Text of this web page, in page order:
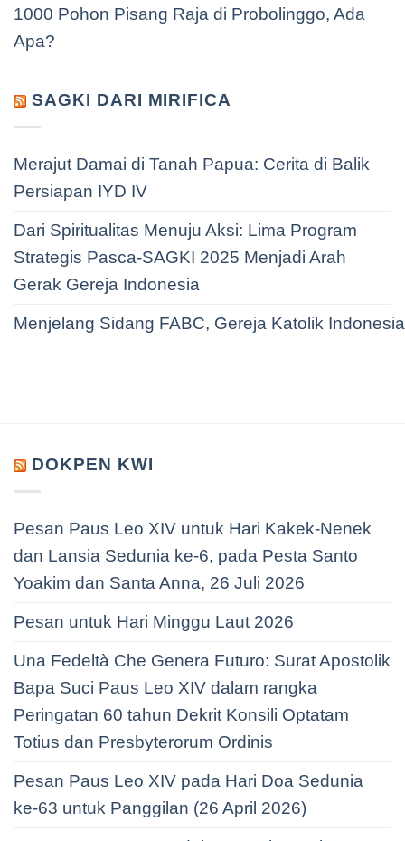
1000 Pohon Pisang Raja di Probolinggo, Ada
Apa?
SAGKI DARI MIRIFICA
Merajut Damai di Tanah Papua: Cerita di Balik
Persiapan IYD IV
Dari Spiritualitas Menuju Aksi: Lima Program
Strategis Pasca-SAGKI 2025 Menjadi Arah
Gerak Gereja Indonesia
Menjelang Sidang FABC, Gereja Katolik
DOKPEN KWI
Pesan Paus Leo XIV untuk Hari Kakek-Nenek
dan Lansia Sedunia ke-6, pada Pesta Santo
Yoakim dan Santa Anna, 26 Juli 2026
Pesan untuk Hari Minggu Laut 2026
Una Fedeltà Che Genera Futuro: Surat Apostolik
Bapa Suci Paus Leo XIV dalam rangka
Peringatan 60 tahun Dekrit Konsili Optatam
Totius dan Presbyterorum Ordinis
Pesan Paus Leo XIV pada Hari Doa Sedunia
ke-63 untuk Panggilan (26 April 2026)